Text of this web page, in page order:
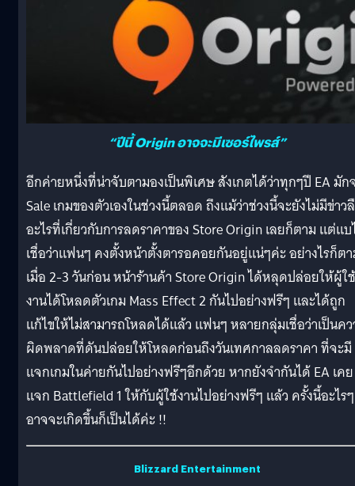
“ปีนี้ Origin อาจจะมีเซอร์ไพรส์”
อีกค่ายหนึ่งที่น่าจับตามองเป็นพิเศษ สังเกตได้ว่าทุกๆปี EA มัก
Sale เกมของตัวเองในช่วงนี้ตลอด ถึงแม้ว่าช่วงนี้จะยังไม่มีข่าว
อะไรที่เกี่ยวกับการลดราคาของ Store Origin เลยก็ตาม แต่แ
เชื่อว่าแฟนๆ คงตั้งหน้าตั้งตารอคอยกันอยู่แน่ๆค่ะ อย่างไรก็ต
เมื่อ 2-3 วันก่อน หน้าร้านค้า Store Origin ได้หลุดปล่อยให้ผู้ใช้
งานได้โหลดตัวเกม Mass Effect 2 กันไปอย่างฟรีๆ และได้ถูก
แก้ไขให้ไม่สามารถโหลดได้แล้ว แฟนๆ หลายกลุ่มเชื่อว่าเป็นค
ผิดพลาดที่ดันปล่อยให้โหลดก่อนถึงวันเทศกาลลดราคา ที่จะมี
แจกเกมในค่ายกันไปอย่างฟรีๆอีกด้วย หากยังจำกันได้ EA เคย
แจก Battlefield 1 ให้กับผู้ใช้งานไปอย่างฟรีๆ แล้ว ครั้งนี้อะไรๆ
อาจจะเกิดขึ้นก็เป็นได้ค่ะ !!
Blizzard Entertainment